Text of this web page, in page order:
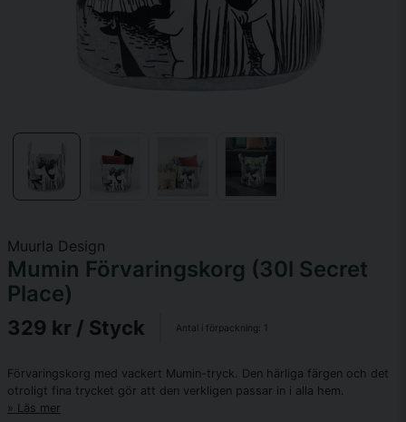
Muurla Design
Mumin Förvaringskorg (30l Secret
Place)
329 kr / Styck Antal i förpackning: 1
Förvaringskorg med vackert Mumin-tryck. Den härliga färgen och det
otroligt fina trycket gör att den verkligen passar in i alla hem.
Läs mer